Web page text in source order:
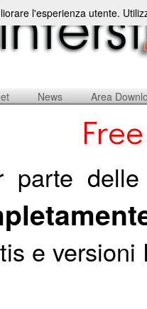
News Area
parte
e
l'esperienza utente.